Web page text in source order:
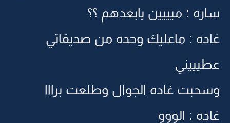
ساره : ميييين يابعدهم ؟؟
غاده : ماعليك وحده من صديقاتي
عطيييني
وسحبت غاده الجوال وطلعت برااا
غاده : الووو